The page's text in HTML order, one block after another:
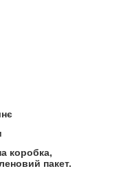
коробка,
пакет.